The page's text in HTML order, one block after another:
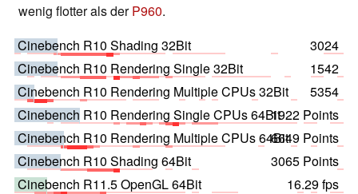
wenig flotter als derP960.
Cinebench R10 Shading 32Bit
3024
Cinebench R10 Rendering Single 32Bit
1542
Cinebench R10 Rendering Multiple CPUs 32Bit
5354
Cinebench R10 Rendering Single CPUs 64Bit1922 Points
Cinebench R10 Rendering Multiple CPUs 64Bit6649 Points
Cinebench R10 Shading 64Bit
3065 Points
Cinebench R11.5 OpenGL 64Bit
16.29 fps